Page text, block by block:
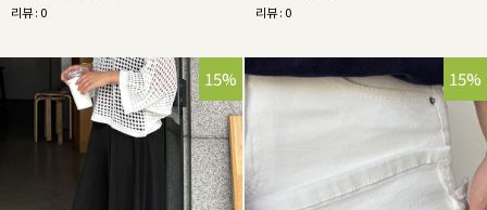
리뷰 : 0 리뷰 : 0
15% 15%